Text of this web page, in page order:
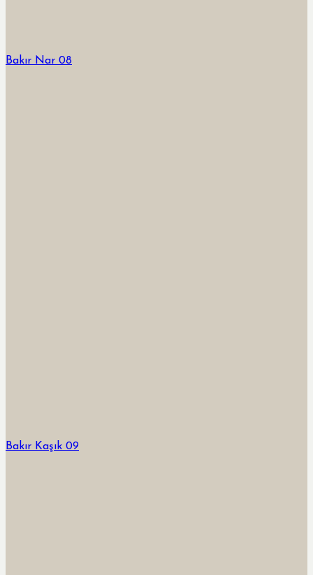
Bakır Nar 08
Bakır Kaşık 09